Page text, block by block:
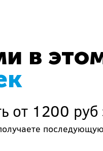
в
от 1200 руб